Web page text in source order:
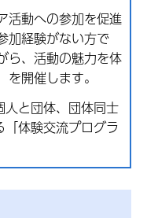
活動への参加を促進
加経験がない方で
ら、活動の魅力を体
開催します。
人と団体、団体同士
「体験交流プログラ